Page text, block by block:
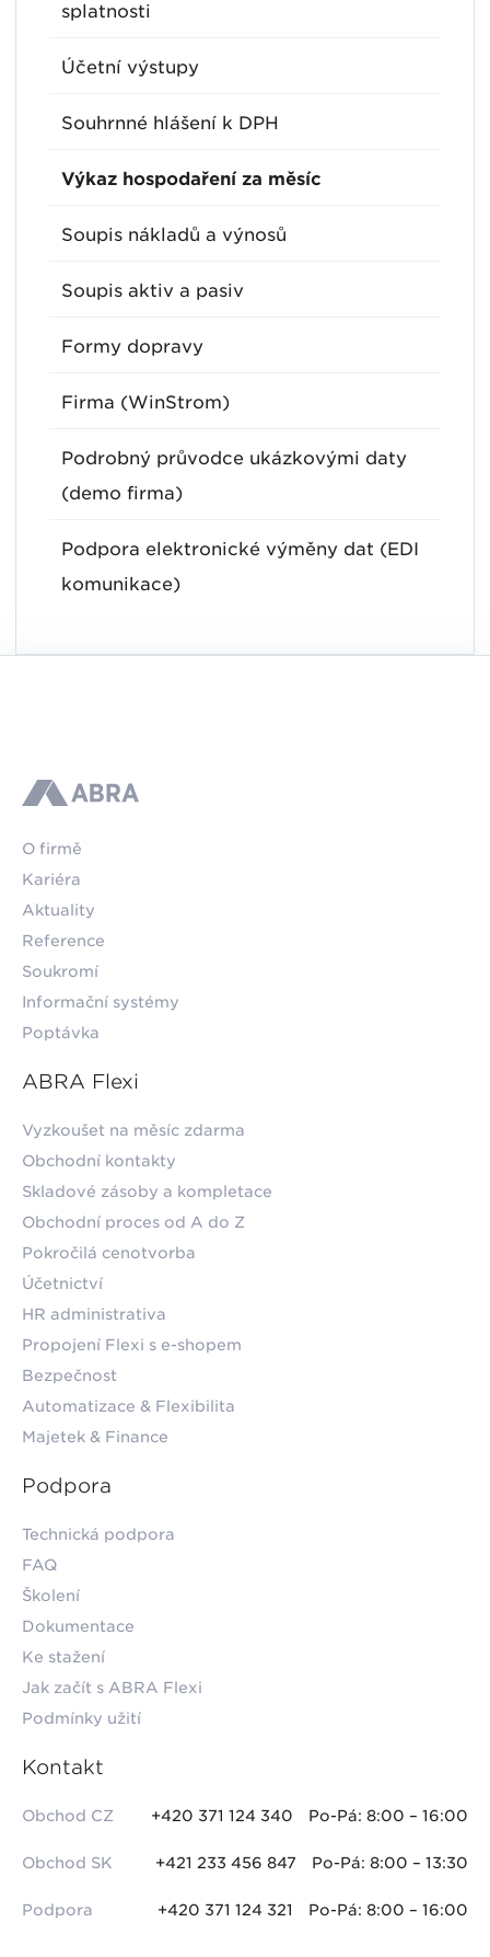
splatnosti
Účetní výstupy
Souhrnné hlášení k DPH
Výkaz hospodaření za měsíc
Soupis nákladů a výnosů
Soupis aktiv a pasiv
Formy dopravy
Firma (WinStrom)
Podrobný průvodce ukázkovými daty
(demo firma)
Podpora elektronické výměny dat (EDI
komunikace)
ABRA
O firmě
Kariéra
Aktuality
Reference
Soukromí
Informační systémy
Poptávka
ABRA Flexi
Vyzkoušet na měsíc zdarma
Obchodní kontakty
Skladové zásoby a kompletace
Obchodní proces od A do Z
Pokročilá cenotvorba
Účetnictví
HR administrativa
Propojení Flexi s e-shopem
Bezpečnost
Automatizace & Flexibilita
Majetek & Finance
Podpora
Technická podpora
FAQ
Školení
Dokumentace
Ke stažení
Jak začít s ABRA Flexi
Podmínky užití
Kontakt
Obchod CZ +420 371 124 340 Po-Pá: 8:00 – 16:00
Obchod SK +421 233 456 847 Po-Pá: 8:00 – 13:30
Podpora +420 371 124 321 Po-Pá: 8:00 – 16:00